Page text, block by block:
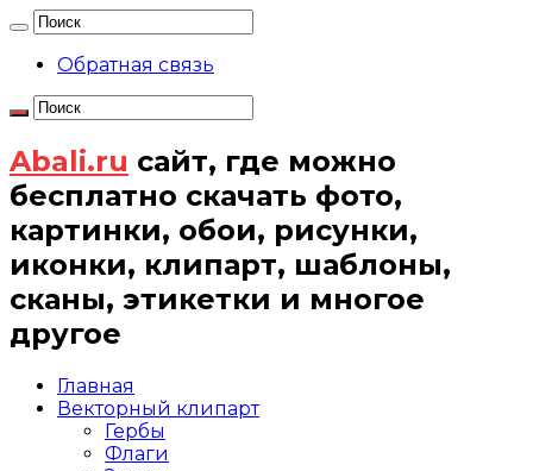
Обратная связь
Abali.ru сайт, где можно
бесплатно скачать фото,
картинки, обои, рисунки,
иконки, клипарт, шаблоны,
сканы, этикетки и многое
другое
Главная
Векторный клипарт
Гербы
Флаги